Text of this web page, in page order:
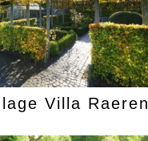
Villa Raeren